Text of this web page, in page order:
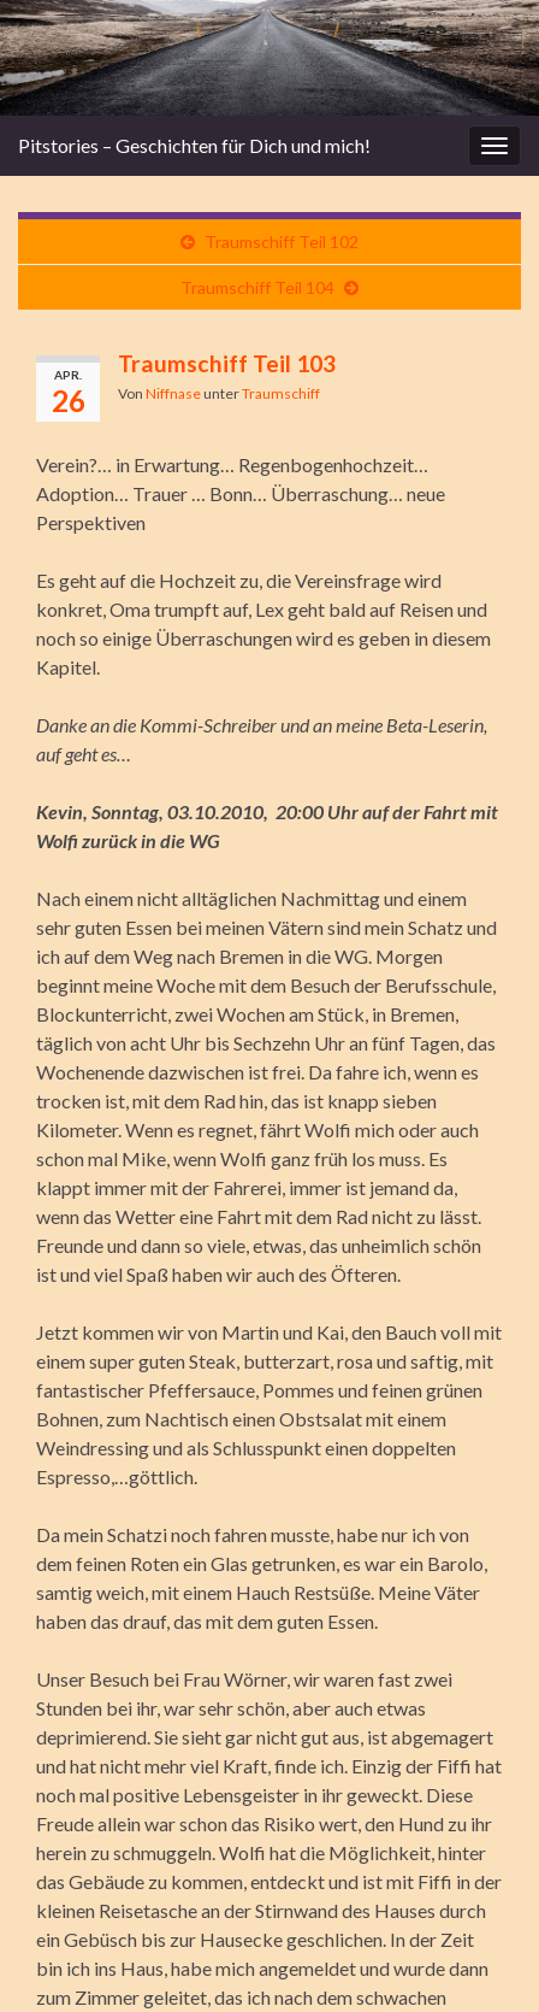
Pitstories – Geschichten für Dich und mich!
Traumschiff Teil 102
Traumschiff Teil 104
APR.
26
Traumschiff Teil 103
Von NiffnaseunterTraumschiff
Verein?… in Erwartung… Regenbogenhochzeit…
Adoption… Trauer … Bonn… Überraschung… neue
Perspektiven
Es geht auf die Hochzeit zu, die Vereinsfrage wird
konkret, Oma trumpft auf, Lex geht bald auf Reisen und
noch so einige Überraschungen wird es geben in diesem
Kapitel.
Danke an die Kommi-Schreiber und an meine Beta-Leserin,
auf geht es…
Kevin, Sonntag, 03.10.2010, 20:00 Uhr auf der Fahrt mit
Wolfi zurück in die WG
Nach einem nicht alltäglichen Nachmittag und einem
sehr guten Essen bei meinen Vätern sind mein Schatz und
ich auf dem Weg nach Bremen in die WG. Morgen
beginnt meine Woche mit dem Besuch der Berufsschule,
Blockunterricht, zwei Wochen am Stück, in Bremen,
täglich von acht Uhr bis Sechzehn Uhr an fünf Tagen, das
Wochenende dazwischen ist frei. Da fahre ich, wenn es
trocken ist, mit dem Rad hin, das ist knapp sieben
Kilometer. Wenn es regnet, fährt Wolfi mich oder auch
schon mal Mike, wenn Wolfi ganz früh los muss. Es
klappt immer mit der Fahrerei, immer ist jemand da,
wenn das Wetter eine Fahrt mit dem Rad nicht zu lässt.
Freunde und dann so viele, etwas, das unheimlich schön
ist und viel Spaß haben wir auch des Öfteren.
Jetzt kommen wir von Martin und Kai, den Bauch voll mit
einem super guten Steak, butterzart, rosa und saftig, mit
fantastischer Pfeffersauce, Pommes und feinen grünen
Bohnen, zum Nachtisch einen Obstsalat mit einem
Weindressing und als Schlusspunkt einen doppelten
Espresso,…göttlich.
Da mein Schatzi noch fahren musste, habe nur ich von
dem feinen Roten ein Glas getrunken, es war ein Barolo,
samtig weich, mit einem Hauch Restsüße. Meine Väter
haben das drauf, das mit dem guten Essen.
Unser Besuch bei Frau Wörner, wir waren fast zwei
Stunden bei ihr, war sehr schön, aber auch etwas
deprimierend. Sie sieht gar nicht gut aus, ist abgemagert
und hat nicht mehr viel Kraft, finde ich. Einzig der Fiffi hat
noch mal positive Lebensgeister in ihr geweckt. Diese
Freude allein war schon das Risiko wert, den Hund zu ihr
herein zu schmuggeln. Wolfi hat die Möglichkeit, hinter
das Gebäude zu kommen, entdeckt und ist mit Fiffi in der
kleinen Reisetasche an der Stirnwand des Hauses durch
ein Gebüsch bis zur Hausecke geschlichen. In der Zeit
bin ich ins Haus, habe mich angemeldet und wurde dann
zum Zimmer geleitet, das ich nach dem schwachen